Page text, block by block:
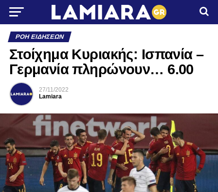
ΡΟΉ ΕΙΔΉΣΕΩΝ
Στοίχημα Κυριακής: Ισπανία –
Γερμανία πληρώνουν… 6.00
27/11/2022
Lamiara